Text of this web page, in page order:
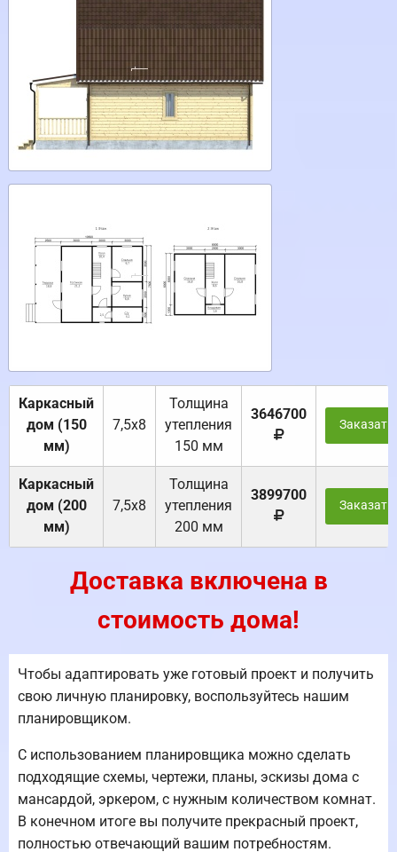
Каркасный
дом (150
мм)
7,5х8
Толщина
утепления
150 мм
3646700
Заказать
Каркасный
дом (200
мм)
7,5х8
Толщина
утепления
200 мм
3899700
Заказать
Доставка включена в
стоимость дома!
Чтобы адаптировать уже готовый проект и получить
свою личную планировку, воспользуйтесь нашим
планировщиком.
С использованием планировщика можно сделать
подходящие схемы, чертежи, планы, эскизы дома с
мансардой, эркером, с нужным количеством комнат.
В конечном итоге вы получите прекрасный проект,
полностью отвечающий вашим потребностям.